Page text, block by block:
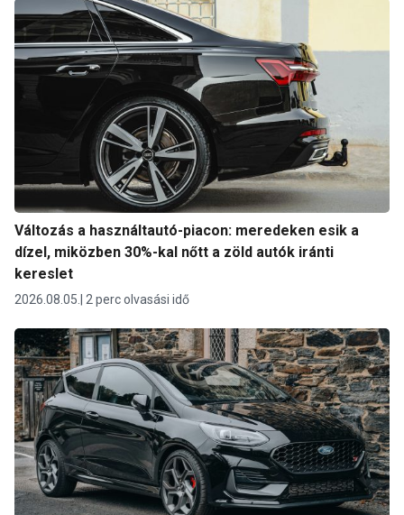
Változás a használtautó-piacon: meredeken esik a
dízel, miközben 30%-kal nőtt a zöld autók iránti
kereslet
2026.08.05. 2 perc olvasási idő